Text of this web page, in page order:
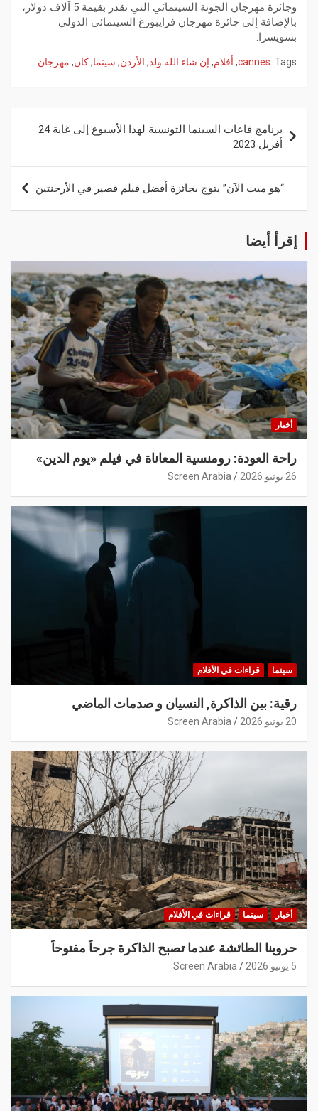
وجائزة مهرجان الجونة السينمائي التي تقدر بقيمة 5 آلاف دولار،
بالإضافة إلى جائزة مهرجان فرايبورغ السينمائي الدولي
بسويسرا.
Tags:
cannes
, أفلام, إن شاء الله ولد, الأردن, سينما,كان, مهرجان
برنامج قاعات السينما التونسية لهذا الأسبوع إلى غاية 24
أفريل 2023
“هو ميت الآن” يتوج بجائزة أفضل فيلم قصير في الأرجنتين
إقرأ أيضا
أخبار
راحة العودة: رومنسية المعاناة في فيلم «يوم الدين»
26 يونيو 2026 Screen Arabia
سينما قراءات في الأفلام
رقية: بين الذاكرة, النسيان و صدمات الماضي
20 يونيو 2026 Screen Arabia
أخبار سينما قراءات في الأفلام
حروبنا الطائشة عندما تصبح الذاكرة جرحاً مفتوحاً
5 يونيو 2026 Screen Arabia